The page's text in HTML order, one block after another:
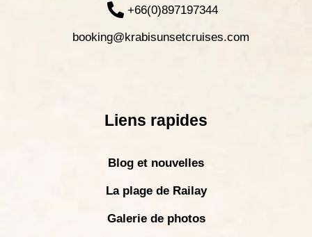
+66(0)897197344
booking@krabisunsetcruises.com
Liens rapides
Blog et nouvelles
La plage de Railay
Galerie de photos